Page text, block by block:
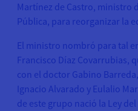
Martínez de Castro, ministro
Pública, para reorganizar la
El ministro nombró para tal
Francisco Díaz Covarrubias,
con el doctor Gabino
Ignacio Alvarado y Eulalio
de este grupo nació la Ley